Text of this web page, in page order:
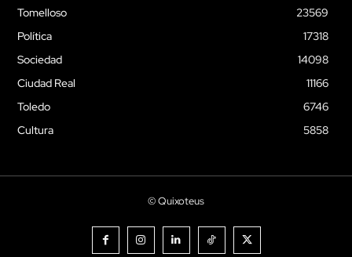
Tomelloso
23569
Política
17318
Sociedad
14098
Ciudad Real
11166
Toledo
6746
Cultura
5858
© Quixoteus